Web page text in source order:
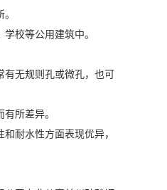
校等公用建筑中。
无规则孔或微孔，也可
所差异。
耐水性方面表现优异，